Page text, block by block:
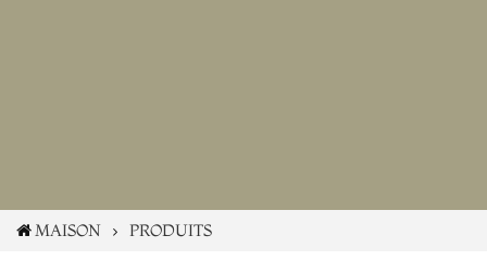
MAISON PRODUITS